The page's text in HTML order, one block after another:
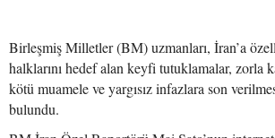
Birleşmiş Milletler (BM) uzmanları, İran’a
halklarını hedef alan keyfi tutuklamalar, zorla
kötü muamele ve yargısız infazlara son
bulundu.